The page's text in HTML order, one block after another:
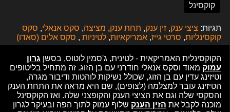
קוקסינל
תגיות: ציצי ענק, זין ענק, תחת ענק, מציצה, סקס אנאלי, סקס
קוקסינליות, סרטי גייז, אמריקאיות, לטיניות , סקס אלים (סאדו)
הקוקסינלית האמריקאית - לטינית, ג'סמין לוטוס, בסשן גרון
עמוק מאוד וסקס אנאלי חודרני עם בן הזוג. זה מתחיל בליטופים
וטיזינג עדין עם בן הזוג, שכולל נשיקות לוהטות ודיבור מגרה,
הטיזינג עובר למצלמה (לצופים), שם היא מראה את התחת הענק
והסקסי שלה וגם את הציצי הענק והקופצני שלה. ואז הקוקסינל
מוכנה לקבל את הזין הענק שלוף עמוק לתוך הפה ובעיקר לגרון